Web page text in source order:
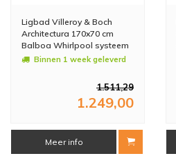
Ligbad Villeroy & Boch
Architectura 170x70 cm
Balboa Whirlpool systeem
EnkelBinnen 1 week geleverd
1.511,29
1.249,00
Meer info